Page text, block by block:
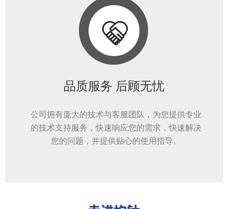
品质服务 后顾无忧
公司拥有庞大的技术与客服团队，为您提供专业
的技术支持服务，快速响应您的需求，快速解决
您的问题，并提供贴心的使用指导。